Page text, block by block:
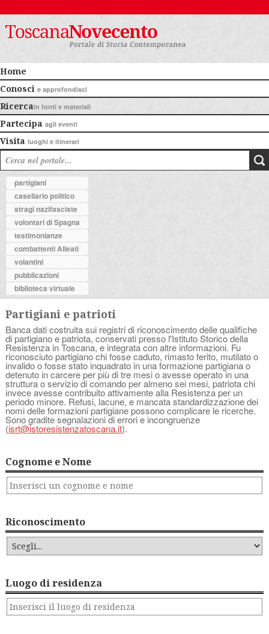
Home
Conosci e approfondisci
Ricercain fonti e materiali
Partecipa agli eventi
Visita luoghi e itinerari
partigiani
casellario politico
stragi nazifasciste
volontari di Spagna
testimonianze
combattenti Alleati
volantini
pubblicazioni
biblioteca virtuale
Partigiani e patrioti
Banca dati costruita sui registri di riconoscimento delle qualifiche
di partigiano e patriota, conservati presso l'Istituto Storico della
Resistenza in Toscana, e integrata con altre informazioni. Fu
riconosciuto partigiano chi fosse caduto, rimasto ferito, mutilato o
invalido o fosse stato inquadrato in una formazione partigiana o
detenuto in carcere per più di tre mesi o avesse operato in una
struttura o servizio di comando per almeno sei mesi, patriota chi
invece avesse contribuito attivamente alla Resistenza per un
periodo minore. Refusi, lacune, e mancata standardizzazione dei
nomi delle formazioni partigiane possono complicare le ricerche.
Sono gradite segnalazioni di errori e incongruenze
(isrt@istoresistenzatoscana.it).
Cognome e Nome
Riconoscimento
Luogo di residenza